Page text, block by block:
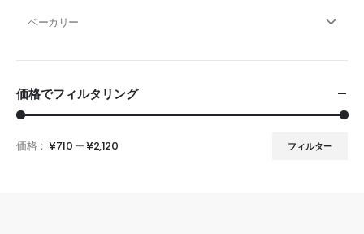
ベーカリー
価格でフィルタリング
フィルター
価格：¥710 —¥2,120